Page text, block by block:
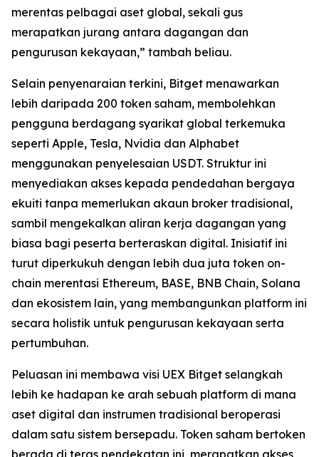
merentas pelbagai aset global, sekali gus
merapatkan jurang antara dagangan dan
pengurusan kekayaan,” tambah beliau.
Selain penyenaraian terkini, Bitget menawarkan
lebih daripada 200 token saham, membolehkan
pengguna berdagang syarikat global terkemuka
seperti Apple, Tesla, Nvidia dan Alphabet
menggunakan penyelesaian USDT. Struktur ini
menyediakan akses kepada pendedahan bergaya
ekuiti tanpa memerlukan akaun broker tradisional,
sambil mengekalkan aliran kerja dagangan yang
biasa bagi peserta berteraskan digital. Inisiatif ini
turut diperkukuh dengan lebih dua juta token on-
chain merentasi Ethereum, BASE, BNB Chain, Solana
dan ekosistem lain, yang membangunkan platform ini
secara holistik untuk pengurusan kekayaan serta
pertumbuhan.
Peluasan ini membawa visi UEX Bitget selangkah
lebih ke hadapan ke arah sebuah platform di mana
aset digital dan instrumen tradisional beroperasi
dalam satu sistem bersepadu. Token saham bertoken
berada di teras pendekatan ini, merapatkan akses